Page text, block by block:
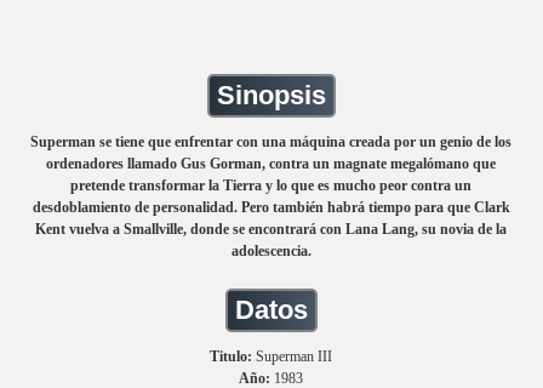
Sinopsis
Superman se tiene que enfrentar con una máquina creada por un genio de los
ordenadores llamado Gus Gorman, contra un magnate megalómano que
pretende transformar la Tierra y lo que es mucho peor contra un
desdoblamiento de personalidad. Pero también habrá tiempo para que Clark
Kent vuelva a Smallville, donde se encontrará con Lana Lang, su novia de la
adolescencia.
Datos
Titulo: Superman III
Año: 1983